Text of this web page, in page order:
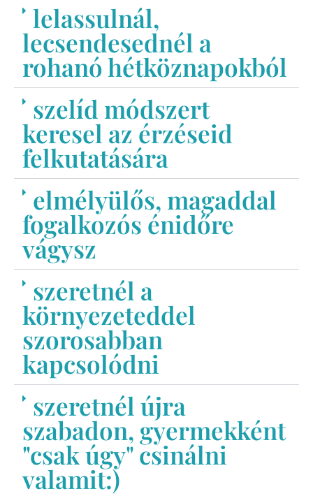
lelassulnál,
lecsendesednél a
rohanó hétköznapokból
szelíd módszert
keresel az érzéseid
felkutatására
elmélyülős, magaddal
fogalkozós énidőre
vágysz
szeretnél a
környezeteddel
szorosabban
kapcsolódni
szeretnél újra
szabadon, gyermekként
"csak úgy" csinálni
valamit:)